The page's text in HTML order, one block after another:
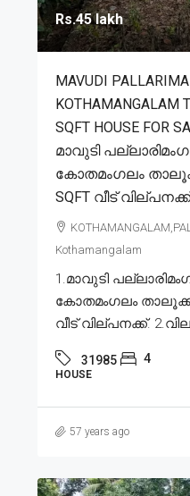
Rs.45 lakh
MAVUDI
KOTHAMANGALAM
SQFT HOUSE FOR
മാവുടി
കോതമംഗലം
SQFT വീട്
Kothamangalam
1.മാവുടി
കോതമംഗലം താലൂക്ക്
വീട് വില്പനക്ക്.
31985 4
HOUSE
57 years ago